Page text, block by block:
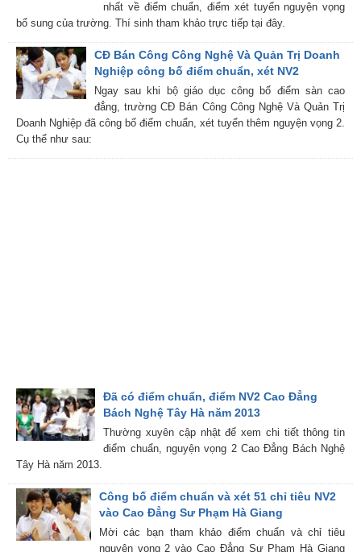
nhất về điểm chuẩn, điểm xét tuyển nguyện vọng
bổ sung của trường. Thí sinh tham khảo trực tiếp tại đây.
CĐ Bán Công Công Nghệ Và Quản Trị Doanh
Nghiệp công bố điểm chuẩn, xét NV2
Ngay sau khi bộ giáo dục công bố điểm sàn cao
đẳng, trường CĐ Bán Công Công Nghệ Và Quản Trị
Doanh Nghiệp đã công bố điểm chuẩn, xét tuyển thêm nguyện vọng 2.
Cụ thể như sau:
Đã có điểm chuẩn, điểm NV2 Cao Đẳng
Bách Nghệ Tây Hà năm 2013
Thường xuyên cập nhật để xem chi tiết thông tin
điểm chuẩn, nguyện vọng 2 Cao Đẳng Bách Nghệ
Tây Hà năm 2013.
Công bố điểm chuẩn và xét 51 chỉ tiêu NV2
vào Cao Đẳng Sư Phạm Hà Giang
Mời các bạn tham khảo điểm chuẩn và chỉ tiêu
nguyện vọng 2 vào Cao Đẳng Sư Phạm Hà Giang